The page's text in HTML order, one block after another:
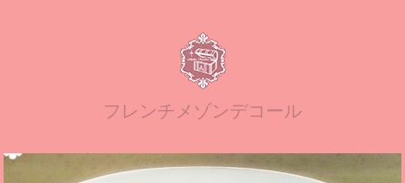
フレンチメゾンデコール